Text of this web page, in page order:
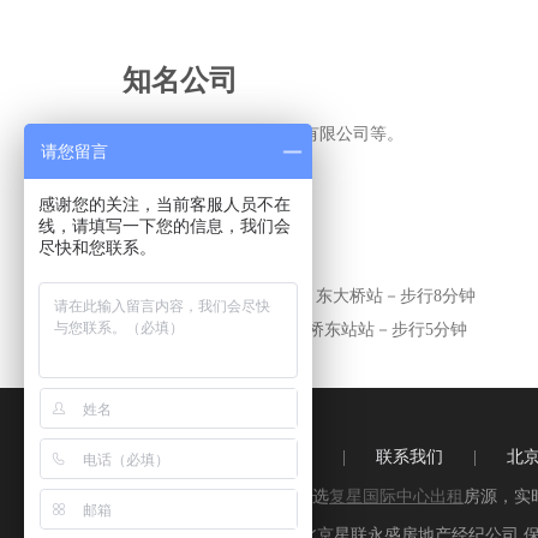
知名公司
顽石互动(北京)网络科技有限公司等。
交通配套
附近地铁站：地铁6号线－东大桥站－步行8分钟
附近公交站：
75路－东大桥东站站－步行5分钟
联系我们 北
悠办办－精选复星国际中心出租 房源，实
请您留言
感谢您的关注，当前客服人员不在
线，请填写一下您的信息，我们会
尽快和您联系。